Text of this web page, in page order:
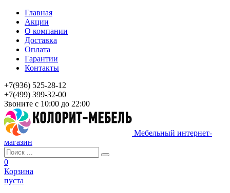
Главная
Акции
О компании
Доставка
Оплата
Гарантии
Контакты
+7(936) 525-28-12
+7(499) 399-32-00
Звоните с 10:00 до 22:00
Мебельный интернет-
магазин
0
Корзина
пуста